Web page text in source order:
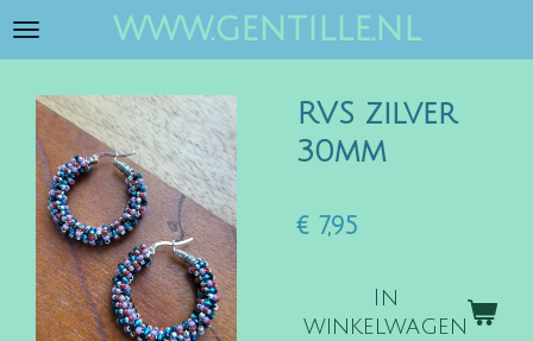
Ga
hoofdinhoud
www.gentille.nl
RVS zilver
30mm
€ 7,95
In
winkelwagen